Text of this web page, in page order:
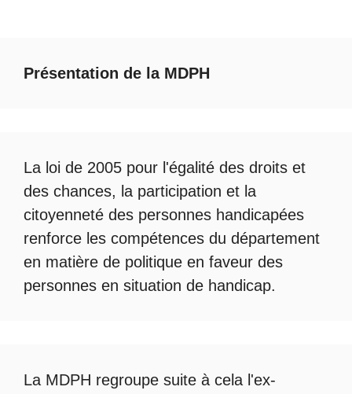
Présentation de la MDPH
La loi de 2005 pour l'égalité des droits et
des chances, la participation et la
citoyenneté des personnes handicapées
renforce les compétences du département
en matière de politique en faveur des
personnes en situation de handicap.
La MDPH regroupe suite à cela l'ex-